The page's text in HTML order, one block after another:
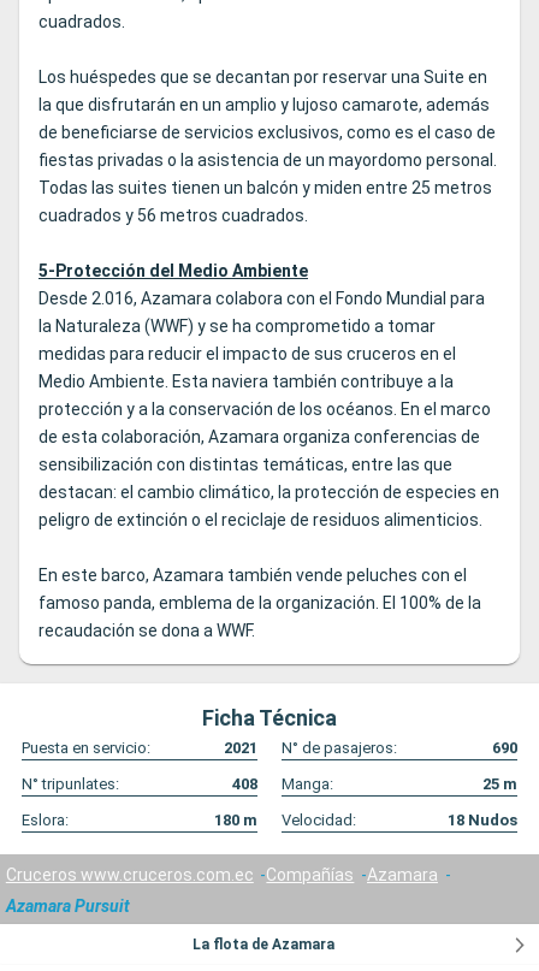
cuadrados.
Los huéspedes que se decantan por reservar una Suite en
la que disfrutarán en un amplio y lujoso camarote, además
de beneficiarse de servicios exclusivos, como es el caso de
fiestas privadas o la asistencia de un mayordomo personal.
Todas las suites tienen un balcón y miden entre 25 metros
cuadrados y 56 metros cuadrados.
5-Protección del Medio Ambiente
Desde 2.016, Azamara colabora con el Fondo Mundial para
la Naturaleza (WWF) y se ha comprometido a tomar
medidas para reducir el impacto de sus cruceros en el
Medio Ambiente. Esta naviera también contribuye a la
protección y a la conservación de los océanos. En el marco
de esta colaboración, Azamara organiza conferencias de
sensibilización con distintas temáticas, entre las que
destacan: el cambio climático, la protección de especies en
peligro de extinción o el reciclaje de residuos alimenticios.
En este barco, Azamara también vende peluches con el
famoso panda, emblema de la organización. El 100% de la
recaudación se dona a WWF.
Ficha Técnica
Puesta en servicio: 2021 N° de pasajeros:
690
N° tripunlates:
408 Manga: 25 m
Eslora:
180 m Velocidad: 18 Nudos
Cruceros www.cruceros.com.ec Compañías
Azamara
Azamara Pursuit
La flota de Azamara